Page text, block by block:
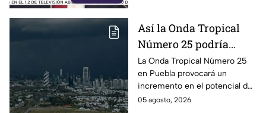
Armenta
vigilancia.
Así la Onda Tropical
Número 25 podría
generar tormentas en
Puebla: Pronóstico de
lluvias y riesgos
La Onda Tropical Número 25
en Puebla provocará un
incremento en el potencial de
lluvias en los próximos días,
05 agosto, 2026